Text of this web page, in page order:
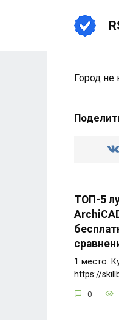
Город не
ТОП-5
1 место.
https://
0